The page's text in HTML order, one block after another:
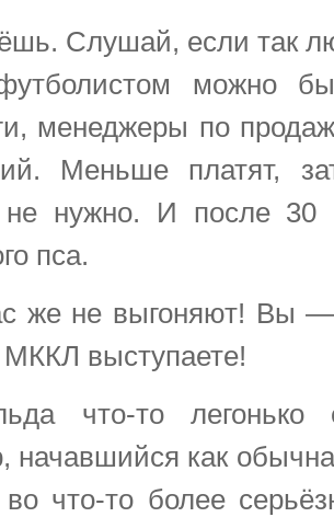
Слушай, если так
можно
менеджеры по
Меньше платят,
не нужно. И после 30
пса.
же не выгоняют! Вы —
выступаете!
что-то легонько
начавшийся как
что-то более